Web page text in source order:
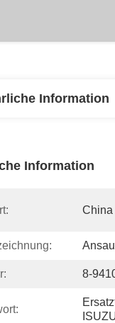
Information
Information
China
8-